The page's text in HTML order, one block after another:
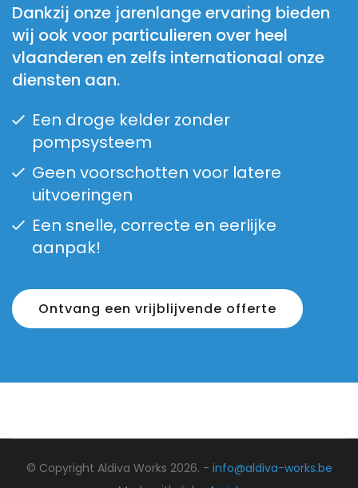
Dankzij onze jarenlange ervaring bieden
wij ook voor particulieren over heel
vlaanderen en zelfs internationaal onze
diensten aan.
Een droge kelder zonder
pompsysteem
Geen voorschotten voor latere
uitvoeringen
Een snelle, correcte en eerlijke
aanpak!
Ontvang een vrijblijvende offerte
© Copyright Aldiva Works 2026. - info@aldiva-works.be